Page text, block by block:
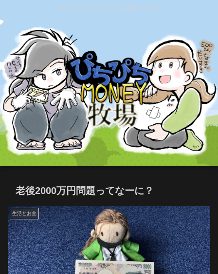
活きのイイぴちぴちしたお金が大好物！
老後2000万円問題ってなーに？
生活とお金